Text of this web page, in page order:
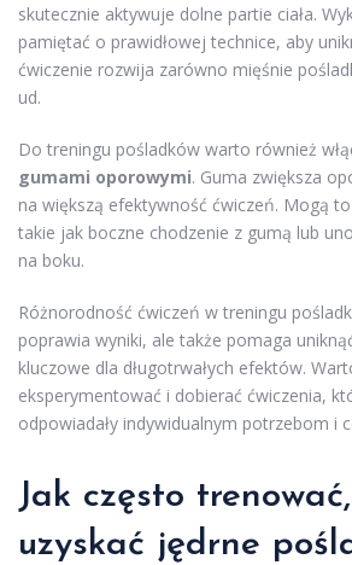
skutecznie aktywuje dolne partie ciała.
pamiętać o prawidłowej technice, aby
ćwiczenie rozwija zarówno mięśnie
ud.
Do treningu pośladków warto również
gumami oporowymi. Guma zwiększa
na większą efektywność ćwiczeń. Mogą
takie jak boczne chodzenie z gumą lub
na boku.
Różnorodność ćwiczeń w treningu
poprawia wyniki, ale także pomaga
kluczowe dla długotrwałych efektów.
eksperymentować i dobierać ćwiczenia,
odpowiadały indywidualnym potrzebom i
Jak często
uzyskać jędrne